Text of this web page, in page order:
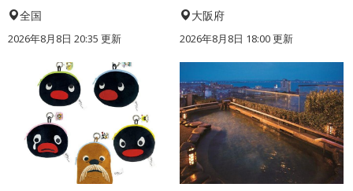
全国
2026年8月8日 20:35 更新
大阪府
2026年8月8日 18:00更新